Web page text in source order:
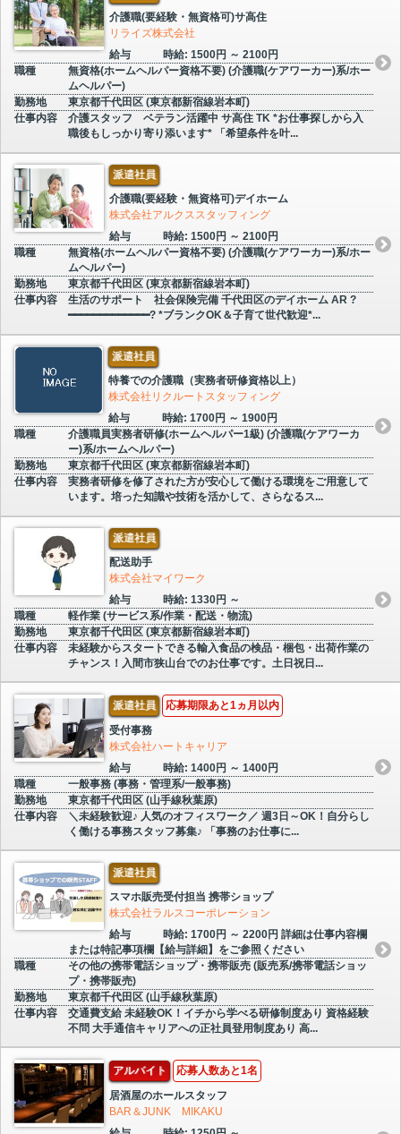
介護職(要経験・無資格可)サ高住
リライズ株式会社
給与
時給: 1500円 ～ 2100円
職種
無資格(ホームヘルパー資格不要) (介護職(ケアワーカー)系/ホー
ムヘルパー)
勤務地
東京都千代田区 (東京都新宿線岩本町)
仕事内容
介護スタッフ ベテラン活躍中 サ高住 TK *お仕事探しから入
職後もしっかり寄り添います* 「希望条件を叶...
派遣社員
介護職(要経験・無資格可)デイホーム
株式会社アルクススタッフィング
給与
時給: 1500円 ～ 2100円
職種
無資格(ホームヘルパー資格不要) (介護職(ケアワーカー)系/ホー
ムヘルパー)
勤務地
東京都千代田区 (東京都新宿線岩本町)
仕事内容
生活のサポート 社会保険完備 千代田区のデイホーム AR ?
━━━━━━━━━━━━━? *ブランクOK＆子育て世代歓迎*...
派遣社員
特養での介護職（実務者研修資格以上）
株式会社リクルートスタッフィング
給与
時給: 1700円 ～ 1900円
職種
介護職員実務者研修(ホームヘルパー1級) (介護職(ケアワーカ
ー)系/ホームヘルパー)
勤務地
東京都千代田区 (東京都新宿線岩本町)
仕事内容
実務者研修を修了された方が安心して働ける環境をご用意して
います。培った知識や技術を活かして、さらなるス...
派遣社員
配送助手
株式会社マイワーク
給与
時給: 1330円 ～
職種
軽作業 (サービス系/作業・配送・物流)
勤務地
東京都千代田区 (東京都新宿線岩本町)
仕事内容
未経験からスタートできる輸入食品の検品・梱包・出荷作業の
チャンス！入間市狭山台でのお仕事です。土日祝日...
派遣社員 応募期限あと1ヵ月以内
受付事務
株式会社ハートキャリア
給与
時給: 1400円 ～ 1400円
職種
一般事務 (事務・管理系/一般事務)
勤務地
東京都千代田区 (山手線秋葉原)
仕事内容
＼未経験歓迎♪ 人気のオフィスワーク／ 週3日～OK！自分らし
く働ける事務スタッフ募集♪ 「事務のお仕事に...
派遣社員
スマホ販売受付担当 携帯ショップ
株式会社ラルスコーポレーション
給与
時給: 1700円 ～ 2200円 詳細は仕事内容欄
または特記事項欄【給与詳細】をご参照ください
職種
その他の携帯電話ショップ・携帯販売 (販売系/携帯電話ショッ
プ・携帯販売)
勤務地
東京都千代田区 (山手線秋葉原)
仕事内容
交通費支給 未経験OK！イチから学べる研修制度あり 資格経験
不問 大手通信キャリアへの正社員登用制度あり 高...
アルバイト 応募人数あと1名
居酒屋のホールスタッフ
BAR＆JUNK MIKAKU